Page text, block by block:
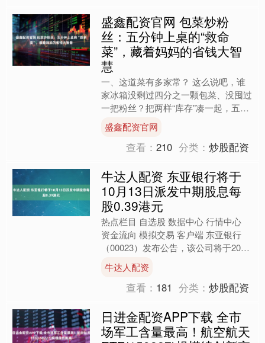
盛鑫配资官网 包菜炒粉
丝：五分钟上桌的“救命
菜”，藏着妈妈的省钱大智
慧
一、这道菜有多家常？ 这么说吧，谁
家冰箱没剩过四分之一颗包菜、没囤过
一把粉丝？把两样“库存”凑一起，五分
钟就能端出一盘“热乎、镬气、还管
饱”的包菜炒粉丝。小时候....
盛鑫配资官网
查看：210 分类：炒股配资
牛达人配资 东亚银行将于
10月13日派发中期股息每
股0.39港元
热点栏目 自选股 数据中心 行情中心
资金流向 模拟交易 客户端 东亚银行
（00023）发布公告，该公司将于2025
年10月13日派发中期股息每股0.39港
元。....
牛达人配资
查看： 181 分类：炒股配资
日进金配资APP下载 全市
场军工含量最高！航空航天